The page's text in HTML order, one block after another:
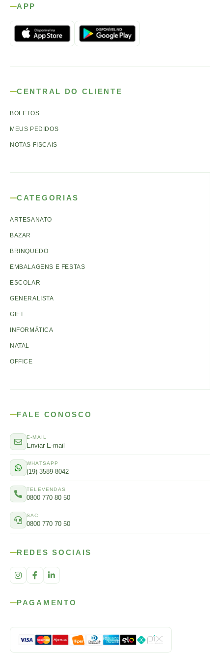
APP
CENTRAL DO CLIENTE
BOLETOS
MEUS PEDIDOS
NOTAS FISCAIS
CATEGORIAS
ARTESANATO
BAZAR
BRINQUEDO
EMBALAGENS E FESTAS
ESCOLAR
GENERALISTA
GIFT
INFORMÁTICA
NATAL
OFFICE
FALE CONOSCO
E-MAIL
Enviar E-mail
WHATSAPP
(19) 3589-8042
TELEVENDAS
0800 770 80 50
SAC
0800 770 70 50
REDES SOCIAIS
PAGAMENTO